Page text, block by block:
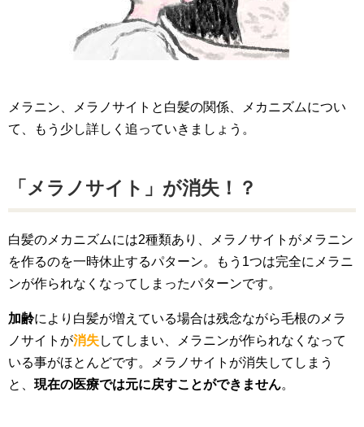
メラニン、メラノサイトと白髪の関係、メカニズムについ
て、もう少し詳しく追っていきましょう。
「メラノサイト」が消失！？
白髪のメカニズムには2種類あり、メラノサイトがメラニン
を作るのを一時休止するパターン。もう1つは完全にメラニ
ンが作られなくなってしまったパターンです。
加齢により白髪が増えている場合は残念ながら毛根のメラ
ノサイトが消失してしまい、メラニンが作られなくなって
いる事がほとんどです。メラノサイトが消失してしまう
と、 現在の医療では元に戻すことができません。